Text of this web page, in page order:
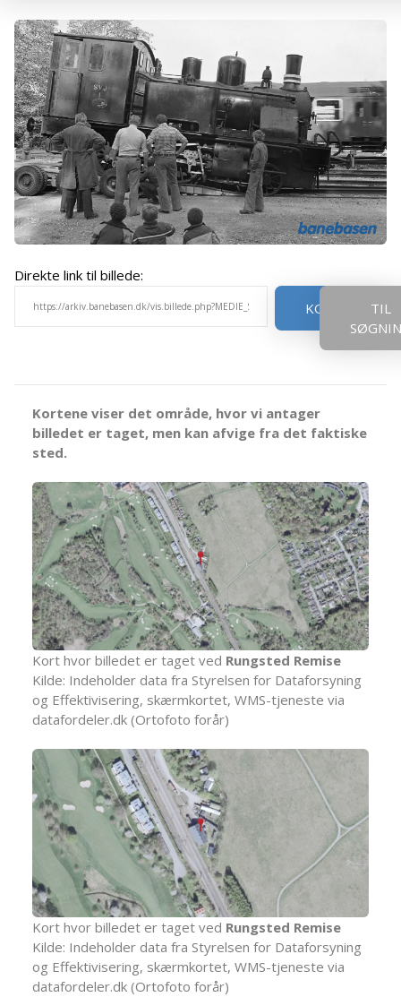
Direkte link til billede:
KOPIER
TIL
Kortene viser det område, hvor vi antager
billedet er taget, men kan afvige fra det faktiske
sted.
Kort hvor billedet er taget ved Rungsted Remise
Kilde: Indeholder data fra Styrelsen for Dataforsyning
og Effektivisering, skærmkortet, WMS-tjeneste via
datafordeler.dk (Ortofoto forår)
Kort hvor billedet er taget ved Rungsted Remise
Kilde: Indeholder data fra Styrelsen for Dataforsyning
og Effektivisering, skærmkortet, WMS-tjeneste via
datafordeler.dk (Ortofoto forår)